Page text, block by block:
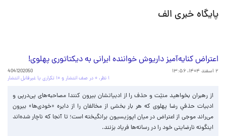
پایگاه خبری الف
اعتراض کنایه‌آمیز داریوش خواننده ایرانی به دیکتاتوری پهلوی!
۲ اسفند ۱۴۰۴، ۱۳:۵۶
4041202050
۱ نظر، ۰ در صف انتشار و ۱۰ تکراری یا غیرقابل انتشار
از رهبران بخواهید منیّت و حذف را از ادبیاتشان بیرون کنند! مصاحبه‌های پی‌درپی و
ادبیات حذفیِ رضا پهلوی که هر بار بخشی از مخالفان را از دایره «خودی‌ها» بیرون
می‌راند موجی از اعتراض در میان اپوزیسیون برانگیخته است؛ تا آنجا که ناچار شده‌اند
اینگونه نارضایتی خود را در رسانه‌ها فریاد بزنند.